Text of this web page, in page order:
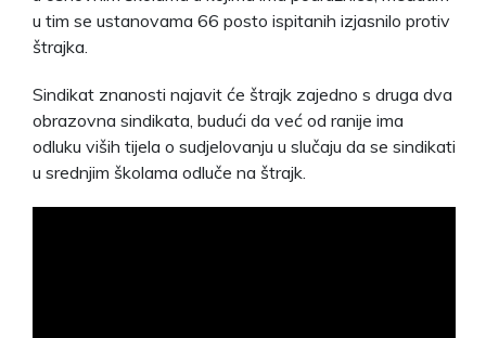
u tim se ustanovama 66 posto ispitanih izjasnilo protiv
štrajka.
Sindikat znanosti najavit će štrajk zajedno s druga dva
obrazovna sindikata, budući da već od ranije ima
odluku viših tijela o sudjelovanju u slučaju da se sindikati
u srednjim školama odluče na štrajk.